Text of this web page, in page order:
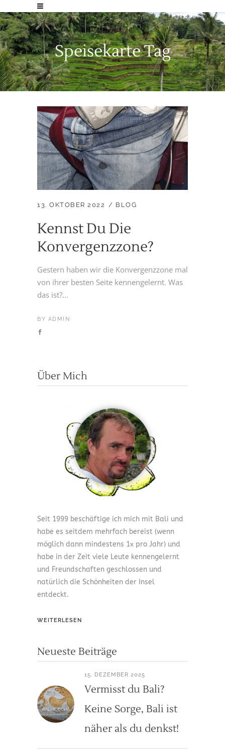
Speisekarte Tag
13. OKTOBER 2022 BLOG
Kennst Du Die
Konvergenzzone?
Gestern haben wir die Konvergenzzone mal
von ihrer besten Seite kennengelernt. Was
das ist?...
BY ADMIN
Über Mich
Seit 1999 beschäftige ich mich mit Bali und
habe es seitdem mehrfach bereist (wenn
möglich dann mindestens 1x pro Jahr) und
habe in der Zeit viele Leute kennengelernt
und Freundschaften geschlossen und
natürlich die Schönheiten der Insel
entdeckt.
WEITERLESEN
Neueste Beiträge
15. DEZEMBER 2025
Vermisst du Bali?
Keine Sorge, Bali ist
näher als du denkst!